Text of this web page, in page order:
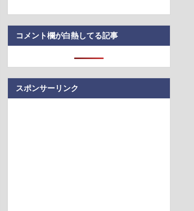
コメント欄が白熱してる記事
スポンサーリンク